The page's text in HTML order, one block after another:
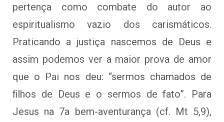
pertença como combate do autor ao
espiritualismo vazio dos carismáticos.
Praticando a justiça nascemos de Deus e
assim podemos ver a maior prova de amor
que o Pai nos deu: “sermos chamados de
ﬁlhos de Deus e o sermos de fato”. Para
Jesus na 7a bem-aventurança (cf. Mt 5,9),